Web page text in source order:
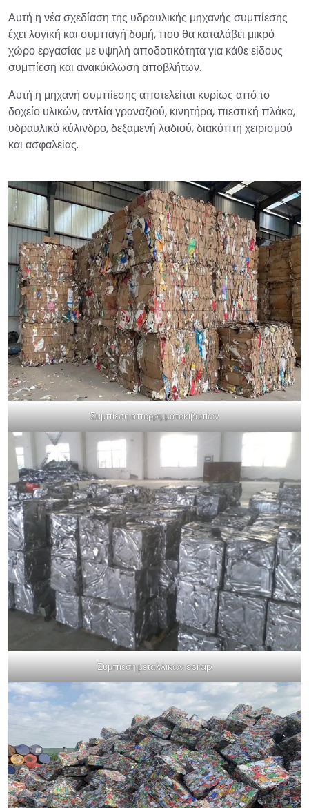
Αυτή η νέα σχεδίαση της υδραυλικής μηχανής συμπίεσης
έχει λογική και συμπαγή δομή, που θα καταλάβει μικρό
χώρο εργασίας με υψηλή αποδοτικότητα για κάθε είδους
συμπίεση και ανακύκλωση αποβλήτων.
Αυτή η μηχανή συμπίεσης αποτελείται κυρίως από το
δοχείο υλικών, αντλία γραναζιού, κινητήρα, πιεστική πλάκα,
υδραυλικό κύλινδρο, δεξαμενή λαδιού, διακόπτη χειρισμού
και ασφαλείας.
Συμπίεση απορριμματοκιβωτίων
Συμπίεση μεταλλικών scrap